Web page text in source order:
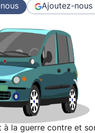
Ajoutez-nous
à la guerre contre et